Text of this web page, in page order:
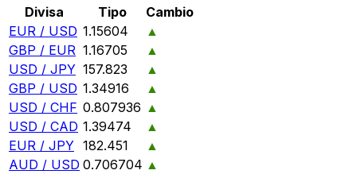
Divisa Tipo
Cambio
EUR / USD 1.15604
▲
GBP / EUR 1.16705
▲
USD / JPY 157.823
▲
GBP / USD 1.34916
▲
USD / CHF 0.807936 ▲
USD / CAD 1.39474
▲
EUR / JPY 182.451
▲
AUD / USD 0.706704 ▲